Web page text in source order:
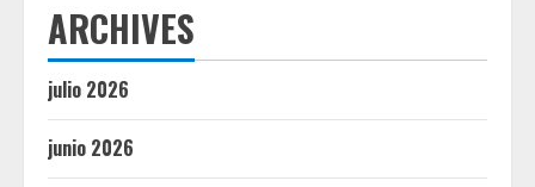
ARCHIVES
julio 2026
junio 2026